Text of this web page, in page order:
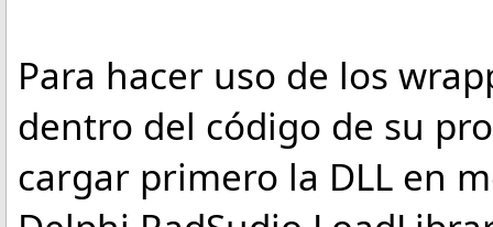
Para hacer uso de los
dentro del código de su
cargar primero la DLL en